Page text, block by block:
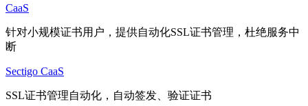
CaaS
针对小规模证书用户，提供自动化SSL证书管理，杜绝服务中
断
Sectigo CaaS
SSL证书管理自动化，自动签发、验证证书